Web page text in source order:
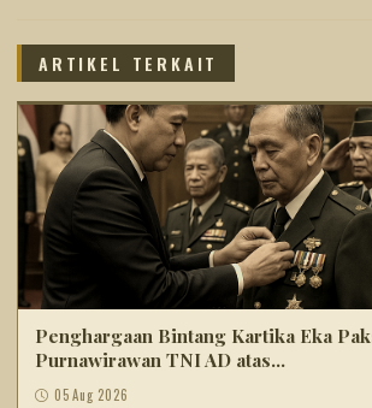
ARTIKEL TERKAIT
Penghargaan Bintang Kartika Eka
Purnawirawan TNI AD atas...
05 Aug 2026